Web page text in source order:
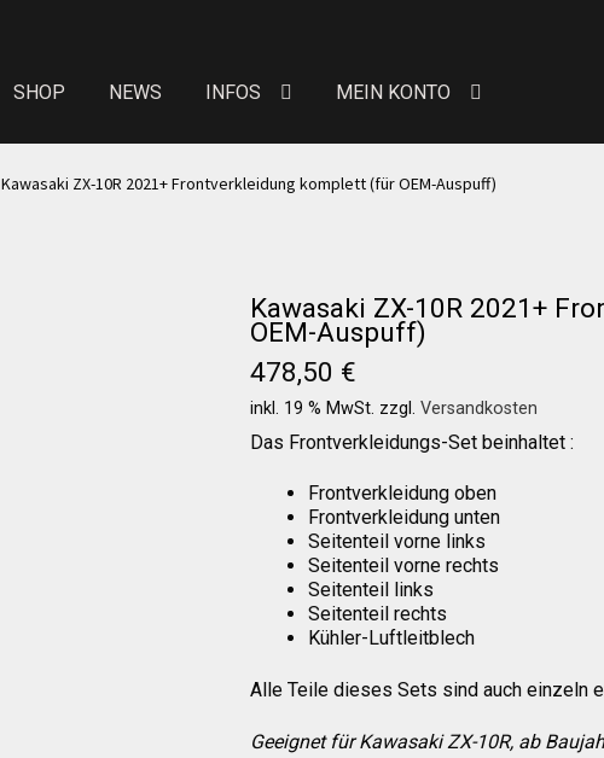
SHOP NEWS INFOS MEIN KONTO
News
Preislisten Galerie
Allgemeine Geschäftsbedingungen FAQs
Widerruf Datenschutzerklärung
Kawasaki ZX-10R 2021+ Frontverkleidung komplett (für OEM-Auspuff)
Kawasaki ZX-10R 2021+
OEM-Auspuff)
478,50 €
inkl. 19 % MwSt. zzgl. Versandkosten
Das Frontverkleidungs-Set beinhaltet :
Frontverkleidung oben
Frontverkleidung unten
Seitenteil vorne links
Seitenteil vorne rechts
Seitenteil links
Seitenteil rechts
Kühler-Luftleitblech
Alle Teile dieses Sets sind auch einzeln
Geeignet für Kawasaki ZX-10R, ab